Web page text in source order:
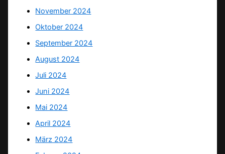
November 2024
Oktober 2024
September 2024
August 2024
Juli 2024
Juni 2024
Mai 2024
April 2024
März 2024